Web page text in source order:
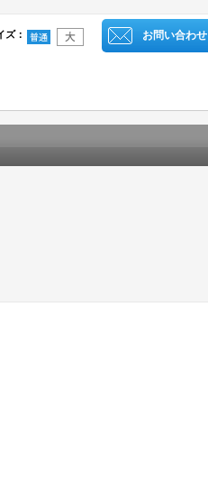
お問い合わせ
ズ：